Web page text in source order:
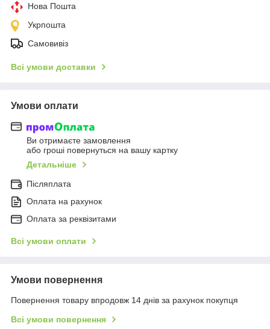
Нова Пошта
Укрпошта
Самовивіз
Всі умови доставки
Умови оплати
Ви отримаєте замовлення
або гроші повернуться на вашу картку
Детальніше
Післяплата
Оплата на рахунок
Оплата за реквізитами
Всі умови оплати
Умови повернення
Повернення товару впродовж 14 днів за рахунок покупця
Всі умови повернення